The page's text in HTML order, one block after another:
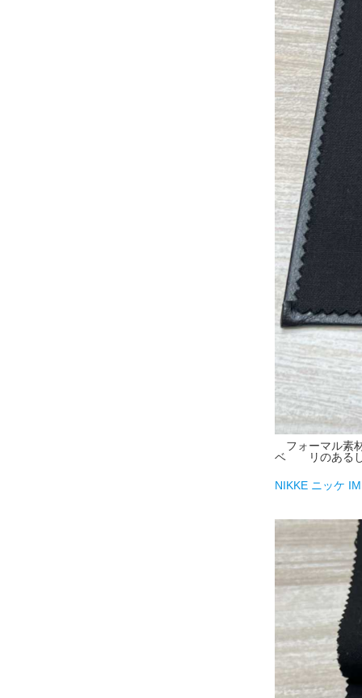
フォーマル素
ベ リのあるし
NIKKE ニッケ